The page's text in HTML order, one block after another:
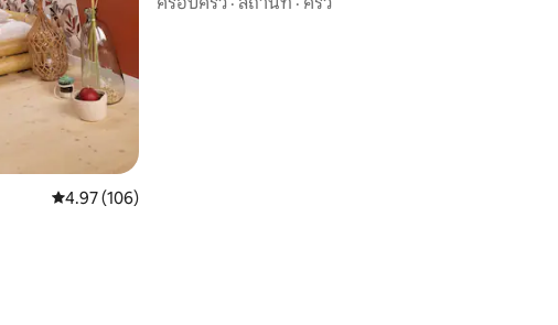
คะแนนเฉลี่ย 4.97 จาก 5, 106 รีวิว
4.97 (106)